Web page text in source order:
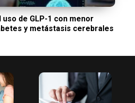
de GLP-1 con menor
y metástasis cerebrales